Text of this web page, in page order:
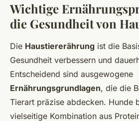
Wichtige
die Gesundheit von
Die Haustiererährung ist die
Gesundheit verbessern und
Entscheidend sind ausgewogene
Ernährungsgrundlagen, die die
Tierart präzise abdecken. Hunde
vielseitige Kombination aus